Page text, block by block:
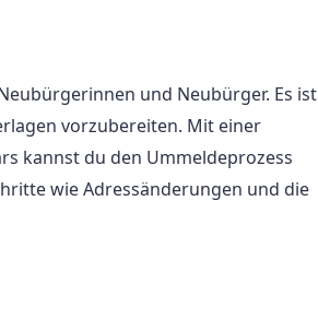
und Neubürger. Es ist
vorzubereiten. Mit einer
kannst du den Ummeldeprozess
wie Adressänderungen und die